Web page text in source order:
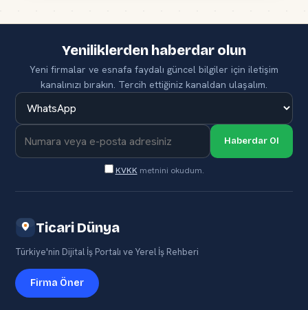
Yeniliklerden haberdar olun
Yeni firmalar ve esnafa faydalı güncel bilgiler için iletişim
kanalınızı bırakın. Tercih ettiğiniz kanaldan ulaşalım.
Haberdar Ol
KVKK metnini okudum.
Ticari Dünya
Türkiye'nin Dijital İş Portalı ve Yerel İş Rehberi
Firma Öner